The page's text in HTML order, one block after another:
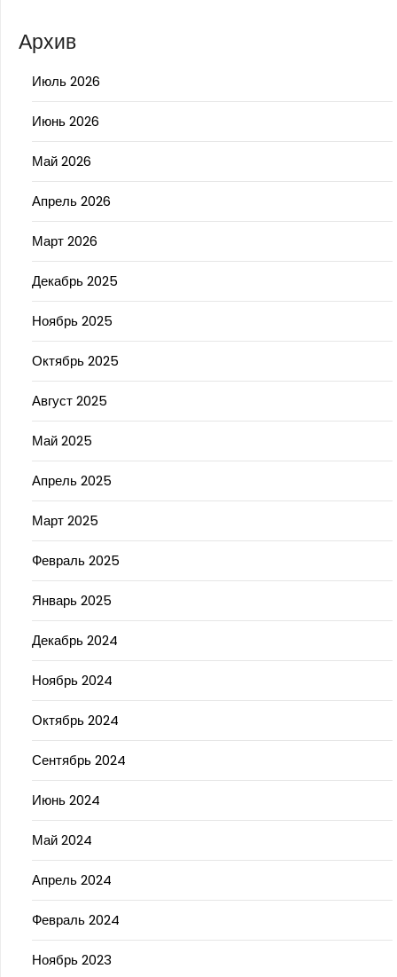
Архив
Июль 2026
Июнь 2026
Май 2026
Апрель 2026
Март 2026
Декабрь 2025
Ноябрь 2025
Октябрь 2025
Август 2025
Май 2025
Апрель 2025
Март 2025
Февраль 2025
Январь 2025
Декабрь 2024
Ноябрь 2024
Октябрь 2024
Сентябрь 2024
Июнь 2024
Май 2024
Апрель 2024
Февраль 2024
Ноябрь 2023